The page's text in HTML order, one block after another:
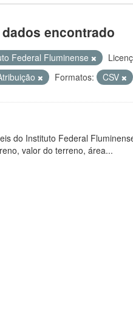
encontrado
Federal Fluminense
Formatos: CSV
do Instituto Federal
valor do terreno, área...